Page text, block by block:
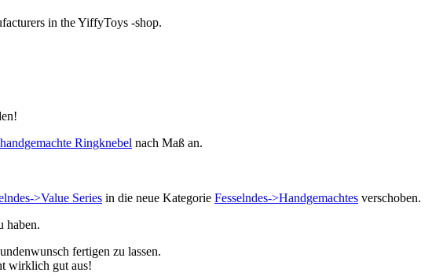
in the YiffyToys -shop.
handgemachte Ringknebel nach Maß an.
>Value Series in die neue Kategorie Fesselndes->Handgemachtes verschoben.
haben.
fertigen zu lassen.
wirklich gut aus!